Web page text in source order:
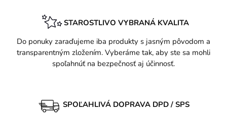
STAROSTLIVO VYBRANÁ KVALITA
Do ponuky zaraďujeme iba produkty s jasným pôvodom a
transparentným zložením. Vyberáme tak, aby ste sa mohli
spoľahnúť na bezpečnosť aj účinnosť.
SPOĽAHLIVÁ DOPRAVA DPD / SPS